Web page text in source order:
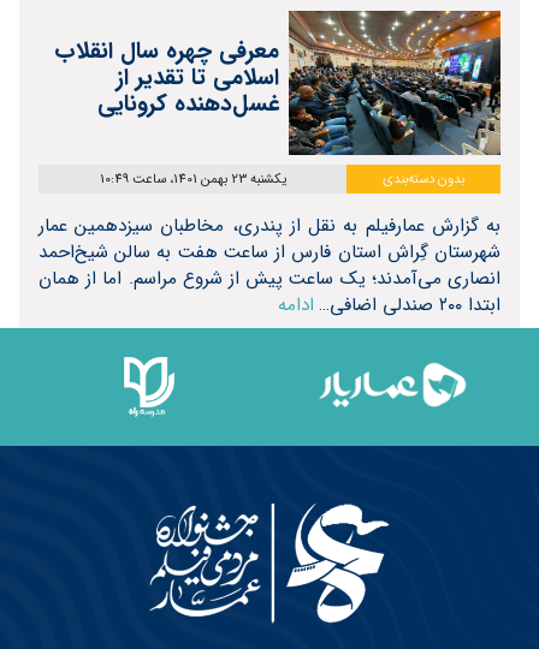
معرفی چهره سال انقلاب
اسلامی تا تقدیر از
غسل‌دهنده‌ کرونایی
بدون دسته‌بندی یکشنبه 23 بهمن 1401، ساعت 10:49
به گزارش عمارفیلم به نقل از پندری، مخاطبان سیزدهمین عمار
شهرستان گِراش استان فارس از ساعت هفت به سالن شیخ‌احمد
انصاری می‌آمدند؛ یک ساعت پیش از شروع مراسم. اما از همان
ابتدا ۲۰۰ صندلی اضافی…
ادامه